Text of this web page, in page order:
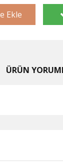
Ekle
ÜRÜN